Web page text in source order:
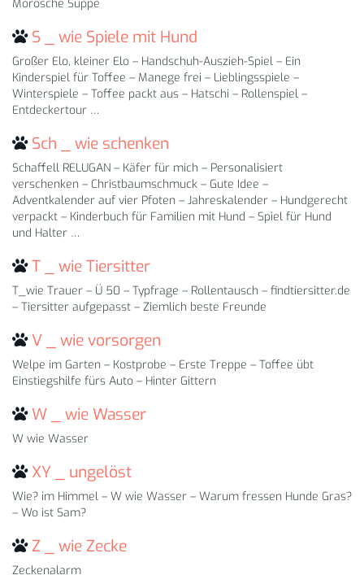
Morosche Suppe
S _ wie Spiele mit Hund
Großer Elo, kleiner Elo – Handschuh-Auszieh-Spiel – Ein
Kinderspiel für Toffee – Manege frei – Lieblingsspiele –
Winterspiele – Toffee packt aus – Hatschi – Rollenspiel –
Entdeckertour …
Sch _ wie schenken
Schaffell RELUGAN – Käfer für mich – Personalisiert
verschenken – Christbaumschmuck – Gute Idee –
Adventkalender auf vier Pfoten – Jahreskalender – Hundgerecht
verpackt – Kinderbuch für Familien mit Hund – Spiel für Hund
und Halter …
T _ wie Tiersitter
T_wie Trauer – Ü 50 – Typfrage – Rollentausch – findtiersitter.de
– Tiersitter aufgepasst – Ziemlich beste Freunde
V _ wie vorsorgen
Welpe im Garten – Kostprobe – Erste Treppe – Toffee übt
Einstiegshilfe fürs Auto – Hinter Gittern
W _ wie Wasser
W wie Wasser
XY _ ungelöst
Wie? im Himmel – W wie Wasser – Warum fressen Hunde Gras?
– Wo ist Sam?
Z _ wie Zecke
Zeckenalarm